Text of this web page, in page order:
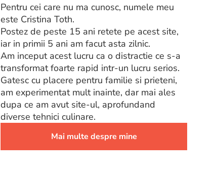
Pentru cei care nu ma cunosc, numele meu
este Cristina Toth.
Postez de peste 15 ani retete pe acest site,
iar in primii 5 ani am facut asta zilnic.
Am inceput acest lucru ca o distractie ce s-a
transformat foarte rapid intr-un lucru serios.
Gatesc cu placere pentru familie si prieteni,
am experimentat mult inainte, dar mai ales
dupa ce am avut site-ul, aprofundand
diverse tehnici culinare.
Mai multe despre mine